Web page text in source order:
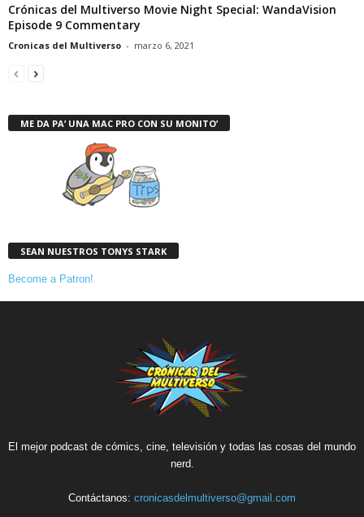
Crónicas del Multiverso Movie Night Special: WandaVision
Episode 9 Commentary
Cronicas del Multiverso - marzo 6, 2021
ME DA PA’ UNA MAC PRO CON SU MONITO’
SEAN NUESTROS TONYS STARK
Become a Patron!
El mejor podcast de cómics, cine, televisión y todas las cosas del mundo
nerd.
Contáctanos: cronicasdelmultiverso@gmail.com